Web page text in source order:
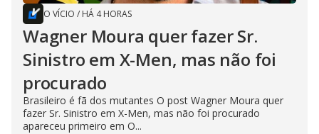
O VÍCIO / HÁ 4 HORAS
Wagner Moura quer fazer Sr.
Sinistro em X-Men, mas não foi
procurado
Brasileiro é fã dos mutantes O post Wagner Moura quer
fazer Sr. Sinistro em X-Men, mas não foi procurado
apareceu primeiro em O...